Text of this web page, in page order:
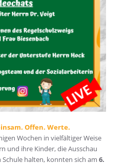
Offen. Werte.
Wochen in vielfältiger Weise
und ihre Kinder, die Ausschau
halten, konnten sich am6.